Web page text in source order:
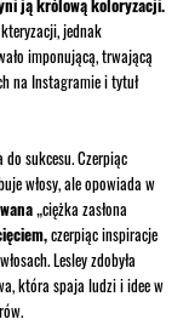
ją królową koloryzacji.
jednak
imponującą, trwającą
na Instagramie i tytuł
sukcesu. Czerpiąc
włosy, ale opowiada w
„ciężka zasłona
czerpiąc inspiracje
Lesley zdobyła
która spaja ludzi i idee w